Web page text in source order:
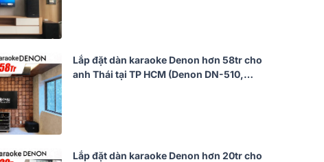
Lắp đặt dàn karaoke Denon hơn 58tr cho
anh Thái tại TP HCM (Denon DN-510,
Lắp đặt dàn karaoke Denon hơn 20tr cho